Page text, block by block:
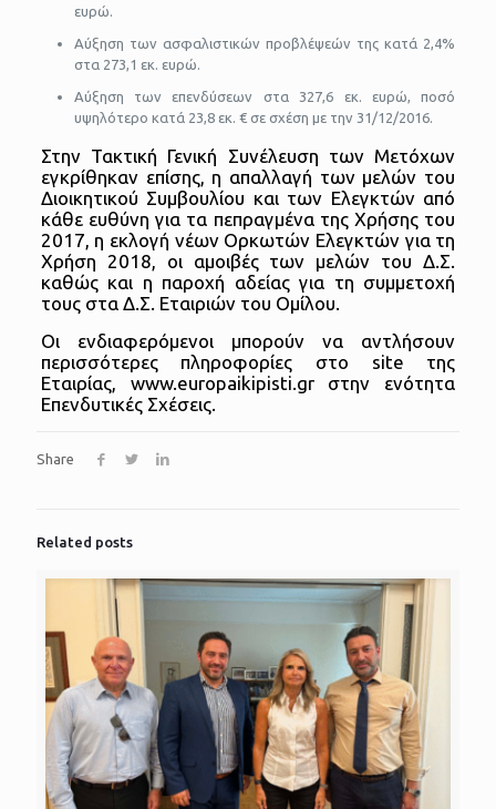
ευρώ.
Αύξηση των ασφαλιστικών προβλέψεών της κατά 2,4%
στα 273,1 εκ. ευρώ.
Αύξηση των επενδύσεων στα 327,6 εκ. ευρώ, ποσό
υψηλότερο κατά 23,8 εκ. € σε σχέση με την 31/12/2016.
Στην Τακτική Γενική Συνέλευση των Μετόχων
εγκρίθηκαν επίσης, η απαλλαγή των μελών του
Διοικητικού Συμβουλίου και των Ελεγκτών από
κάθε ευθύνη για τα πεπραγμένα της Χρήσης του
2017, η εκλογή νέων Ορκωτών Ελεγκτών για τη
Χρήση 2018, οι αμοιβές των μελών του Δ.Σ.
καθώς και η παροχή αδείας για τη συμμετοχή
τους στα Δ.Σ. Εταιριών του Ομίλου.
Οι ενδιαφερόμενοι μπορούν να αντλήσουν
περισσότερες πληροφορίες στο site της
Εταιρίας, www.europaikipisti.gr στην ενότητα
Επενδυτικές Σχέσεις.
Share
Related posts